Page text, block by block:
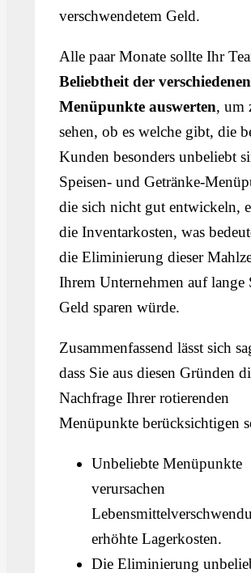
verschwendetem Geld.
Alle paar Monate sollte Ihr
Beliebtheit der verschiedenen
Menüpunkte auswerten, um
sehen, ob es welche gibt, die
Kunden besonders unbeliebt
Speisen- und Getränke-
die sich nicht gut entwickeln,
die Inventarkosten, was
die Eliminierung dieser
Ihrem Unternehmen auf lange
Geld sparen würde.
Zusammenfassend lässt sich
dass Sie aus diesen Gründen
Nachfrage Ihrer rotierenden
Menüpunkte berücksichtigen
Unbeliebte Menüpunkte
verursachen
erhöhte Lagerkosten.
Die Eliminierung